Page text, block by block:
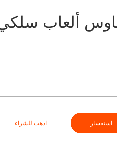
استفسار اذهب للشراء